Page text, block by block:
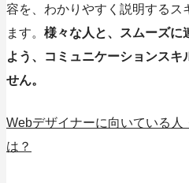
容を、わかりやすく説明するス
ます。 様々な人と、スムーズに
よう、コミュニケーションスキ
せん。
Webデザイナーに向いている人
は？